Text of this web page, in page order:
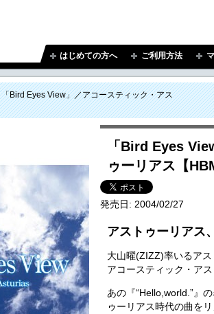
はじめての方へ ご利用方法
「Bird Eyes View」／アコースティック・アス
「Bird Eyes
ゥーリアス【
発売日: 2004/02/27
アストゥーリアス
大山曜(ZIZZ)率いるア
アコースティック・ア
あの『“Hello,world.”』
ゥーリアス時代の曲を